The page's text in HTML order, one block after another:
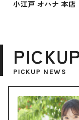
小江戸 オハナ 本店
PICKUP NEWS